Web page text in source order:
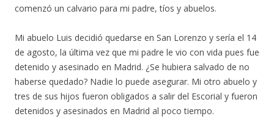
comenzó un calvario para mi padre, tíos y abuelos.
Mi abuelo Luis decidió quedarse en San Lorenzo y sería el 14
de agosto, la última vez que mi padre le vio con vida pues fue
detenido y asesinado en Madrid. ¿Se hubiera salvado de no
haberse quedado? Nadie lo puede asegurar. Mi otro abuelo y
tres de sus hijos fueron obligados a salir del Escorial y fueron
detenidos y asesinados en Madrid al poco tiempo.